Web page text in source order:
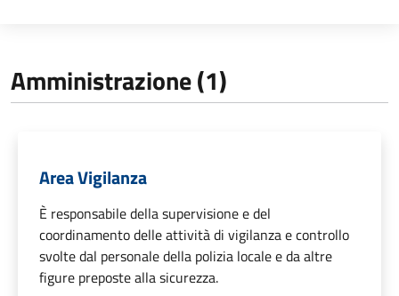
Amministrazione (1)
Area Vigilanza
È responsabile della supervisione e del
coordinamento delle attività di vigilanza e controllo
svolte dal personale della polizia locale e da altre
figure preposte alla sicurezza.